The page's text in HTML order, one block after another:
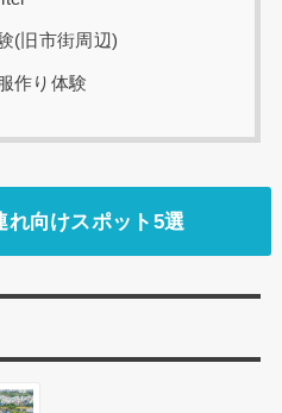
(旧市街周辺)
作り体験
れ向けスポット5選